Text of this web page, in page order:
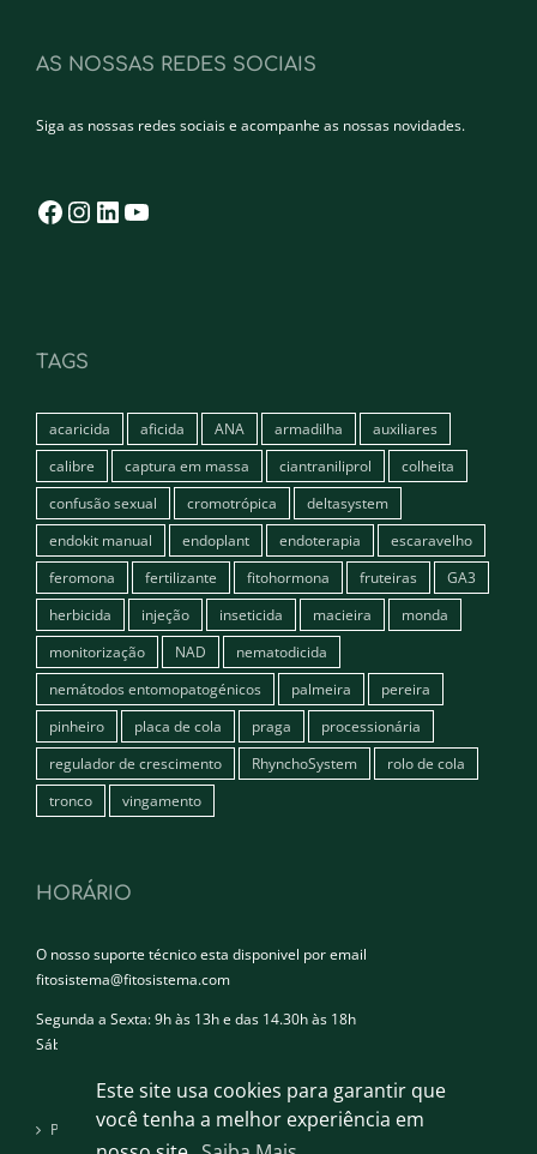
Este site usa cookies para garantir que
você tenha a melhor experiência em
AS NOSSAS REDES SOCIAIS
Siga as nossas redes sociais e acompanhe as nossas novidades.
Facebook
Instagram
LinkedIn
TAGS
acaricida aficida ANA armadilha
auxiliares
calibre
captura em massa ciantraniliprol
colheita
confusão sexual
cromotrópica
deltasystem
endokit manual
endoplant endoterapia
escaravelho
feromona
fertilizante fitohormona fruteiras
GA3
herbicida
injeção inseticida macieira
monda
monitorização
NAD
nematodicida
nemátodos entomopatogénicos
palmeira
pereira
pinheiro
placa de cola praga
processionária
regulador de crescimento
RhynchoSystem
rolo de cola
tronco
vingamento
HORÁRIO
O nosso suporte técnico esta disponivel por email
fitosistema@fitosistema.com
Segunda a Sexta: 9h às 13h e das 14.30h às 18h
Sábado e Domingo: Encerrado
Política de privacidade